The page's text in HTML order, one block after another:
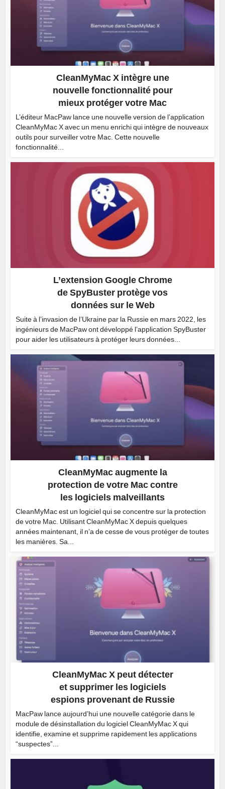
CleanMyMac X intègre une
nouvelle fonctionnalité pour
mieux protéger votre Mac
L’éditeur MacPaw lance une nouvelle version de l’application
CleanMyMac X avec un menu enrichi qui intègre de nouveaux
outils pour surveiller votre Mac. Cette nouvelle
fonctionnalité...
L’extension Google Chrome
de SpyBuster protège vos
données sur le Web
Suite à l’invasion de l’Ukraine par la Russie en mars 2022, les
ingénieurs de MacPaw ont développé l’application SpyBuster
pour aider les utilisateurs à protéger leurs données...
CleanMyMac augmente la
protection de votre Mac contre
les logiciels malveillants
CleanMyMac est un logiciel qui se concentre sur la protection
de votre Mac. Utilisant CleanMyMac X depuis quelques
années maintenant, il n’a de cesse de vous protéger de toutes
les manières. Sa...
CleanMyMac X peut détecter
et supprimer les logiciels
espions provenant de Russie
MacPaw lance aujourd’hui une nouvelle catégorie dans le
module de désinstallation du logiciel CleanMyMac X qui
identifie, examine et supprime rapidement les applications
“suspectes”...